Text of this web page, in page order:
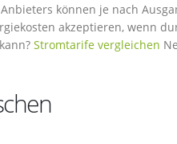
können je nach
akzeptieren, wenn
Stromtarife vergleichen